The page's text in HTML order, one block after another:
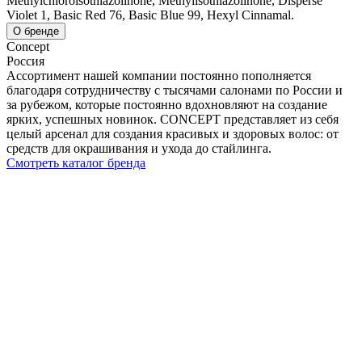
Violet 1, Basic Red 76, Basic Blue 99, Нexyl Cinnamal.
О бренде
Concept
Россия
Ассортимент нашей компании постоянно пополняется
благодаря сотрудничеству с тысячами салонами по России и
за рубежом, которые постоянно вдохновляют на создание
ярких, успешных новинок. CONCEPT представляет из себя
целый арсенал для создания красивых и здоровых волос: от
средств для окрашивания и ухода до стайлинга.
Смотреть каталог бренда